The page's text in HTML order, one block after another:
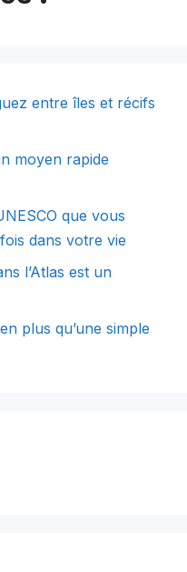
entre îles et récifs
moyen rapide
que vous
dans votre vie
l’Atlas est un
plus qu’une simple